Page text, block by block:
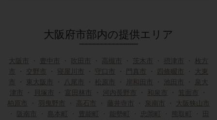
大阪府市部内の提供エリア
大阪市 ・ 豊中市 ・ 吹田市 ・ 高槻市 ・ 茨木市 ・ 摂津市 ・ 枚方
市
・ 交野市 ・ 寝屋川市 ・ 守口市 ・ 門真市 ・ 四條畷市 ・
大東
市
・ 東大阪市 ・ 八尾市 ・ 松原市 ・ 岸和田市 ・ 池田市 ・
泉大
津市
・ 貝塚市 ・ 富田林市 ・ 河内長野市 ・ 和泉市 ・ 箕面市
・
柏原市
・ 羽曳野市 ・ 高石市 ・ 藤井寺市 ・ 泉南市 ・
大阪狭山市
・
阪南市 ・ 島本町 ・ 豊能町 ・ 能勢町 ・ 忠岡町 ・ 熊取町 ・
田